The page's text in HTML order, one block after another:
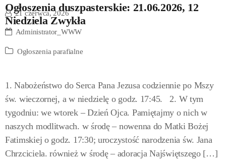
Ogłoszenia duszpasterskie: 21.06.2026, 12
Niedziela Zwykła
21 czerwca, 2026
Administrator_WWW
Ogłoszenia parafialne
1. Nabożeństwo do Serca Pana Jezusa codziennie po Mszy
św. wieczornej, a w niedzielę o godz. 17:45. 2. W tym
tygodniu: we wtorek – Dzień Ojca. Pamiętajmy o nich w
naszych modlitwach. w środę – nowenna do Matki Bożej
Fatimskiej o godz. 17:30; uroczystość narodzenia św. Jana
Chrzciciela. również w środę – adoracja Najświętszego […]